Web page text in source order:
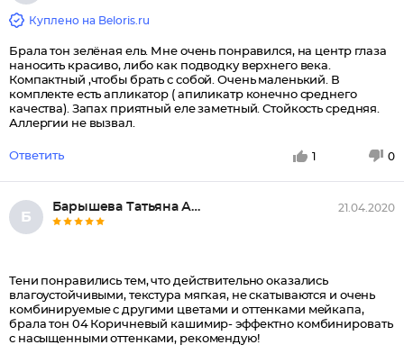
Куплено на Beloris.ru
Брала тон зелёная ель. Мне очень понравился, на центр глаза
наносить красиво, либо как подводку верхнего века.
Компактный ,чтобы брать с собой. Очень маленький. В
комплекте есть апликатор ( апиликатр конечно среднего
качества). Запах приятный еле заметный. Стойкость средняя.
Аллергии не вызвал.
Ответить 1 0
Б
Барышева Татьяна Алексеевна, О... 21.04.2020
Тени понравились тем, что действительно оказались
влагоустойчивыми, текстура мягкая, не скатываются и очень
комбинируемые с другими цветами и оттенками мейкапа,
брала тон 04 Коричневый кашимир- эффектно комбинировать
с насыщенными оттенками, рекомендую!